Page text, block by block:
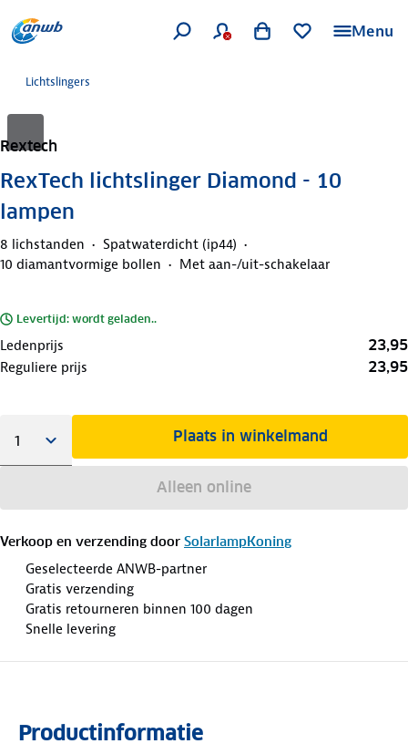
Menu
Lichtslingers
Rextech
RexTech lichtslinger Diamond - 10
lampen
8 lichstanden
Spatwaterdicht (ip44)
10 diamantvormige bollen
Met aan-/uit-schakelaar
Levertijd: wordt geladen..
Ledenprijs 23,95
Reguliere prijs 23,95
Plaats in winkelmand
Alleen online
Verkoop en verzending door SolarlampKoning
Geselecteerde ANWB-partner
Gratis verzending
Gratis retourneren binnen 100 dagen
Snelle levering
Productinformatie